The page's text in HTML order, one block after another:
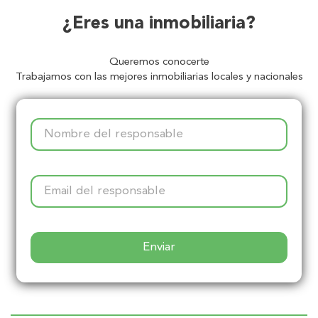
¿Eres una inmobiliaria?
Queremos conocerte
Trabajamos con las mejores inmobiliarias locales y nacionales